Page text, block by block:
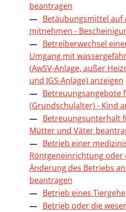
beantragen
Betäubungsmittel auf
mitnehmen -
Betreiberwechsel
Umgang mit
(AwSV-Anlage, außer
und JGS-Anlage) anzeigen
Betreuungsangebote
(Grundschulalter) - Kind
Betreuungsunterhalt
Mütter und Väter
Betrieb einer
Röntgeneinrichtung oder
Änderung des Betriebs
beantragen
Betrieb eines
Betrieb oder die